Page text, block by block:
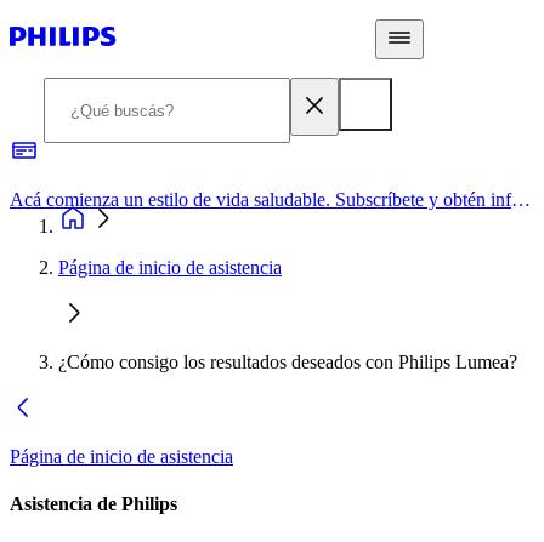
Acá comienza un estilo de vida saludable. Subscríbete y obtén información de primera mano
Página de inicio de asistencia
¿Cómo consigo los resultados deseados con Philips Lumea?
Página de inicio de asistencia
Asistencia de Philips